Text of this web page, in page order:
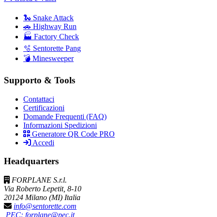
🐍 Snake Attack
🚗 Highway Run
🏭 Factory Check
🫧 Sentorette Pang
💣 Minesweeper
Supporto & Tools
Contattaci
Certificazioni
Domande Frequenti (FAQ)
Informazioni Spedizioni
Generatore QR Code PRO
Accedi
Headquarters
FORPLANE S.r.l.
Via Roberto Lepetit, 8-10
20124 Milano (MI) Italia
info@sentorette.com
PEC: forplane@pec.it